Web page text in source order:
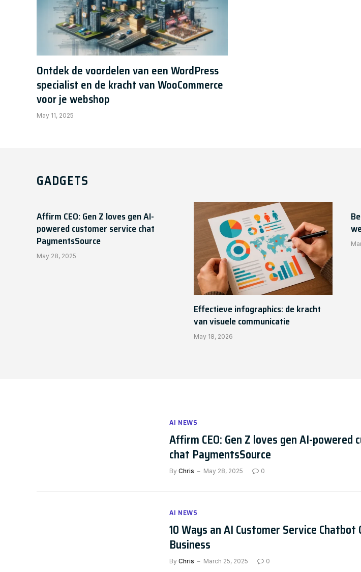
Ontdek de voordelen van een WordPress
specialist en de kracht van WooCommerce
voor je webshop
May 11, 2025
GADGETS
Affirm CEO: Gen Z loves gen AI-
powered customer service chat
PaymentsSource
May 28, 2025
Effectieve infographics: de kracht
van visuele communicatie
May 18, 2026
AI NEWS
Affirm CEO: Gen Z loves gen AI-powered
chat PaymentsSource
By Chris May 28, 2025 0
AI NEWS
10 Ways an AI Customer Service Chatbot
Business
By Chris March 25, 2025 0